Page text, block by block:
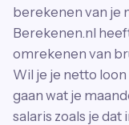
berekenen van je
Berekenen.nl
omrekenen van
Wil je je netto
gaan wat je
salaris zoals je dat